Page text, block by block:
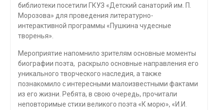
библиотеки посетили ГКУЗ «Детский санаторий им. П.
Морозова» для проведения литературно-
интерактивной программы «Пушкина чудесные
творенья».
Мероприятие напомнило зрителям основные моменты
биографии поэта, раскрыло основные направления его
уникального творческого наследия, а также
познакомило с интересными малоизвестными фактами
из его жизни. Ребята, в свою очередь, прочитали
неповторимые стихи великого поэта «К морю», «И.И.